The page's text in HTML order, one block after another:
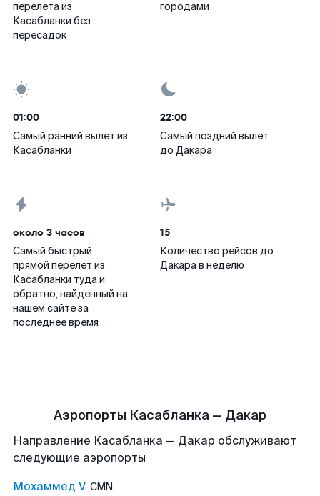
перелета из
Касабланки без
пересадок
городами
01:00
Самый ранний вылет из
Касабланки
22:00
Самый поздний вылет
до Дакара
около 3 часов
Самый быстрый
прямой перелет из
Касабланки туда и
обратно, найденный на
нашем сайте за
последнее время
15
Количество рейсов до
Дакара в неделю
Аэропорты Касабланка — Дакар
Направление Касабланка — Дакар обслуживают
следующие аэропорты
Мохаммед V CMN